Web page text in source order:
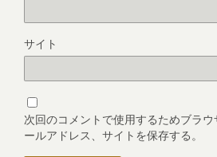
サイト
次回のコメントで使用するためブラ
ールアドレス、サイトを保存する。